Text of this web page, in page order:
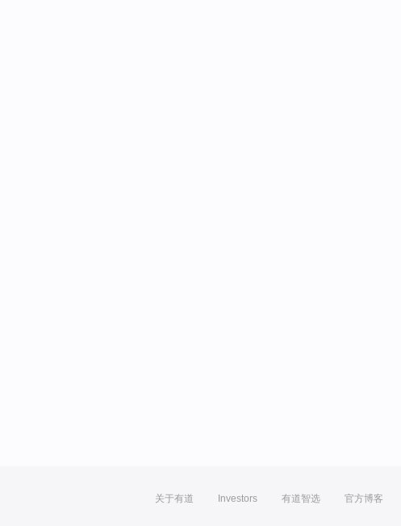
关于有道 Investors 有道智选 官方博客